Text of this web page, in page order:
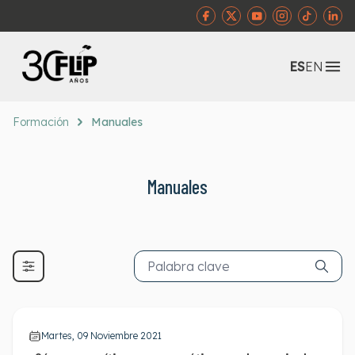
ESEN
Formación Manuales
Manuales
Martes, 09 Noviembre 2021